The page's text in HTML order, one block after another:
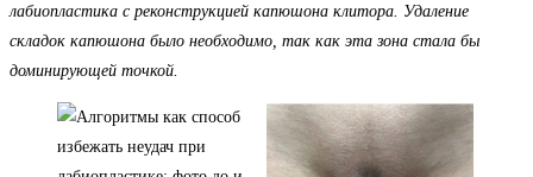
лабиопластика с реконструкцией капюшона клитора. Удаление
складок капюшона было необходимо, так как эта зона стала бы
доминирующей точкой.